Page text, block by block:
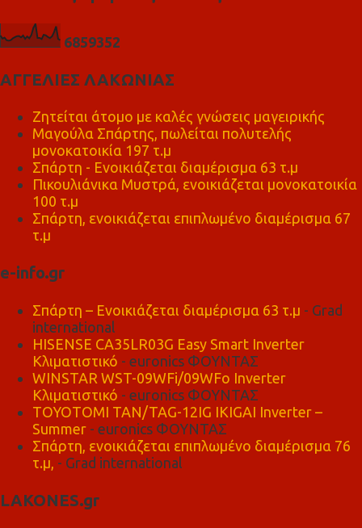
6859352
ΑΓΓΕΛΙΕΣ ΛΑΚΩΝΙΑΣ
Ζητείται άτομο με καλές γνώσεις μαγειρικής
Μαγούλα Σπάρτης, πωλείται πολυτελής
μονοκατοικία 197 τ.μ
Σπάρτη - Ενοικιάζεται διαμέρισμα 63 τ.μ
Πικουλιάνικα Μυστρά, ενοικιάζεται μονοκατοικία
100 τ.μ
Σπάρτη, ενοικιάζεται επιπλωμένο διαμέρισμα 67
τ.μ
e-info.gr
Σπάρτη – Ενοικιάζεται διαμέρισμα 63 τ.μ - Grad
international
HISENSE CA35LR03G Easy Smart Inverter
Κλιματιστικό - euronics ΦΟΥΝΤΑΣ
WINSTAR WST-09WFi/09WFo Inverter
Κλιματιστικό - euronics ΦΟΥΝΤΑΣ
TOYOTOMI TAN/TAG-12IG IKIGAI Inverter –
Summer - euronics ΦΟΥΝΤΑΣ
Σπάρτη, ενοικιάζεται επιπλωμένο διαμέρισμα 76
τ.μ, - Grad international
LAKONES.gr